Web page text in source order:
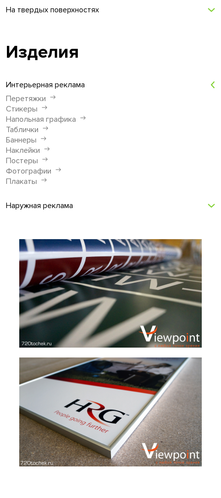
На твердых поверхностях
Изделия
Интерьерная реклама
Перетяжки
Стикеры
Напольная графика
Таблички
Баннеры
Наклейки
Постеры
Фотографии
Плакаты
Наружная реклама